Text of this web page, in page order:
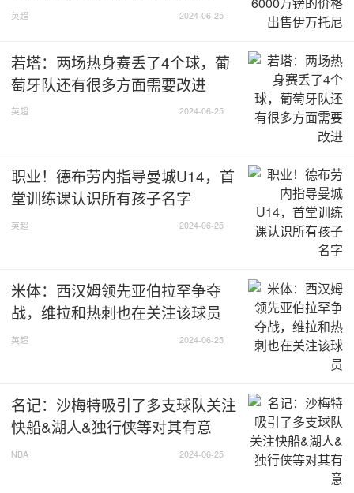
英超 2024-06-25
若塔：两场热身赛丢了4个球，葡
萄牙队还有很多方面需要改进
英超 2024-06-25
职业！德布劳内指导曼城U14，首
堂训练课认识所有孩子名字
英超 2024-06-25
米体：西汉姆领先亚伯拉罕争夺
战，维拉和热刺也在关注该球员
英超 2024-06-25
名记：沙梅特吸引了多支球队关注
快船&湖人&独行侠等对其有意
NBA 2024-06-25